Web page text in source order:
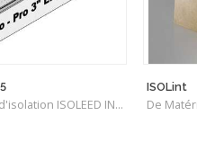
De Les produits d'isolation ISOLEED INC.
ISOLint
De